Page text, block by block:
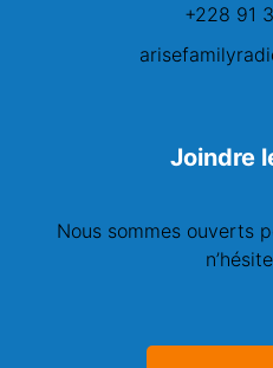
+228 91
Joindre
Nous sommes ouverts